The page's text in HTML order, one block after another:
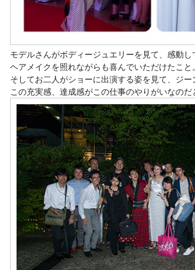
モデルさんがボディージュエリーを見て、感動し
ヘアメイクを照れながらも喜んでいただけたこと。
そしてお二人がショーに出演する姿を見て、ジ
この充実感、達成感がこの仕事のやりがいなのだ